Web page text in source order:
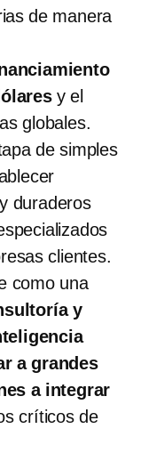
de manera
y el
globales.
de simples
duraderos
clientes.
como una
y
a grandes
a integrar
críticos de